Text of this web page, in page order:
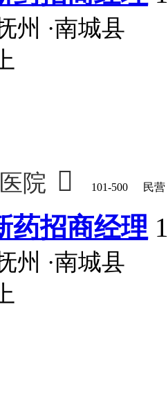
州 ·南城县
院  101-500 民营
药招商经理
州 ·南城县